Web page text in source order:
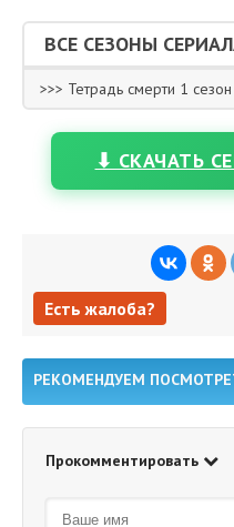
ВСЕ СЕЗОНЫ
>>> Тетрадь смерти 1 сезон
⬇ СКАЧАТЬ
Есть жалоба?
РЕКОМЕНДУЕМ
Прокомментировать